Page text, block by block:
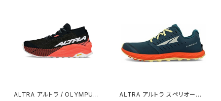
ALTRA アルトラ / OLYMPUS
ALTRA アルトラ スペリオール